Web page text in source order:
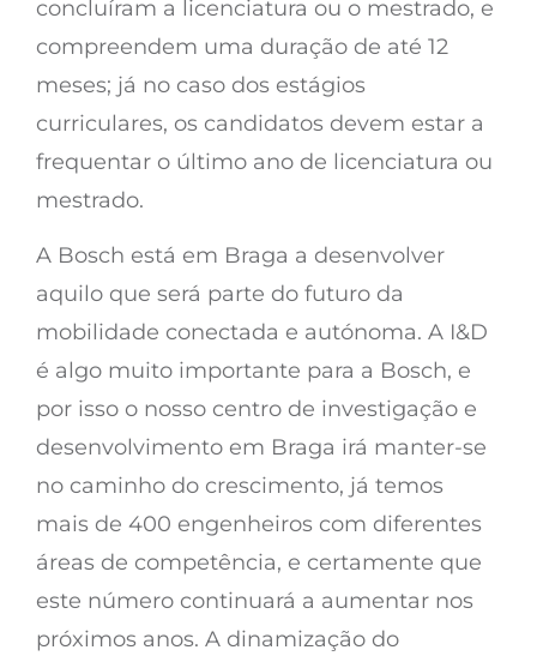
concluíram a licenciatura ou o mestrado, e
compreendem uma duração de até 12
meses; já no caso dos estágios
curriculares, os candidatos devem estar a
frequentar o último ano de licenciatura ou
mestrado.
A Bosch está em Braga a desenvolver
aquilo que será parte do futuro da
mobilidade conectada e autónoma. A I&D
é algo muito importante para a Bosch, e
por isso o nosso centro de investigação e
desenvolvimento em Braga irá manter-se
no caminho do crescimento, já temos
mais de 400 engenheiros com diferentes
áreas de competência, e certamente que
este número continuará a aumentar nos
próximos anos. A dinamização do